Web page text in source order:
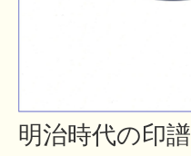
明治時代の印譜